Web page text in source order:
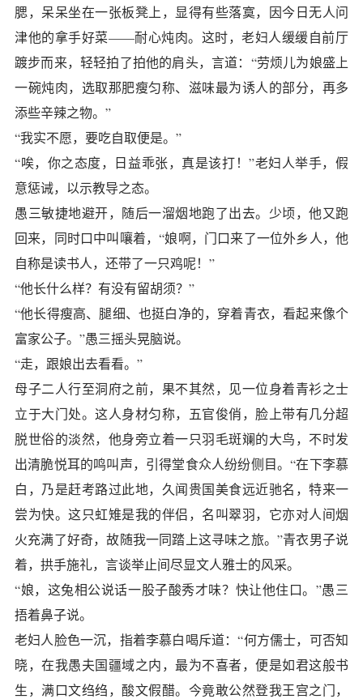
腮，呆呆坐在一张板凳上，显得有些落寞，因今日无人问
津他的拿手好菜——耐心炖肉。这时，老妇人缓缓自前厅
踱步而来，轻轻拍了拍他的肩头，言道：“劳烦儿为娘盛上
一碗炖肉，选取那肥瘦匀称、滋味最为诱人的部分，再多
添些辛辣之物。”
“我实不愿，要吃自取便是。”
“唉，你之态度，日益乖张，真是该打！”老妇人举手，假
意惩诫，以示教导之态。
愚三敏捷地避开，随后一溜烟地跑了出去。少顷，他又跑
回来，同时口中叫嚷着，“娘啊，门口来了一位外乡人，他
自称是读书人，还带了一只鸡呢！”
“他长什么样？有没有留胡须？”
“他长得瘦高、腿细、也挺白净的，穿着青衣，看起来像个
富家公子。”愚三摇头晃脑说。
“走，跟娘出去看看。”
母子二人行至洞府之前，果不其然，见一位身着青衫之士
立于大门处。这人身材匀称，五官俊俏，脸上带有几分超
脱世俗的淡然，他身旁立着一只羽毛斑斓的大鸟，不时发
出清脆悦耳的鸣叫声，引得堂食众人纷纷侧目。“在下李慕
白，乃是赶考路过此地，久闻贵国美食远近驰名，特来一
尝为快。这只虹雉是我的伴侣，名叫翠羽，它亦对人间烟
火充满了好奇，故随我一同踏上这寻味之旅。”青衣男子说
着，拱手施礼，言谈举止间尽显文人雅士的风采。
“娘，这兔相公说话一股子酸秀才味？快让他住口。”愚三
捂着鼻子说。
老妇人脸色一沉，指着李慕白喝斥道：“何方儒士，可否知
晓，在我愚夫国疆域之内，最为不喜者，便是如君这般书
生，满口文绉绉，酸文假醋。今竟敢公然登我王宫之门，